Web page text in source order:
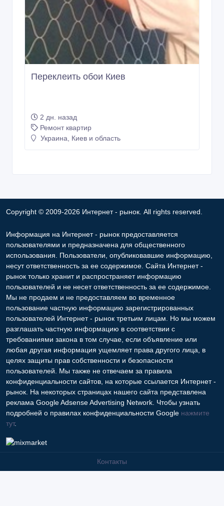
Переклеить обои Киев
2 дн. назад
Ремонт квартир
Украина, Киев и область
Copyright © 2009-2026 Интернет - рынок. All rights reserved.
Информация на Интернет - рынок предоставляется
пользователями и предназначена для общественного
использования. Пользователи, опубликовавшие информацию,
несут ответственность за ее содержимое. Сайта Интернет -
рынок только хранит и распространяет информацию
пользователей и не несет ответственность за ее содержимое.
Мы не продаем и не предоставляем во временное
пользование частную информацию зарегистрированных
пользователей Интернет - рынок третьим лицам. Но мы можем
разглашать частную информацию в соответствии с
требованиями закона в том случае, если объявление или
любая другая информация ущемляет права другого лица, в
целях защиты прав собственности и безопасности
пользователей. Мы также не отвечаем за правила
конфиденциальности сайтов, на которые ссылается Интернет -
рынок. На некоторых страницах нашего сайта представлена
реклама Google Adsense Advertising Network. Чтобы узнать
подробней о правилах конфиденциальности Google нажмите
тут.
Контакты